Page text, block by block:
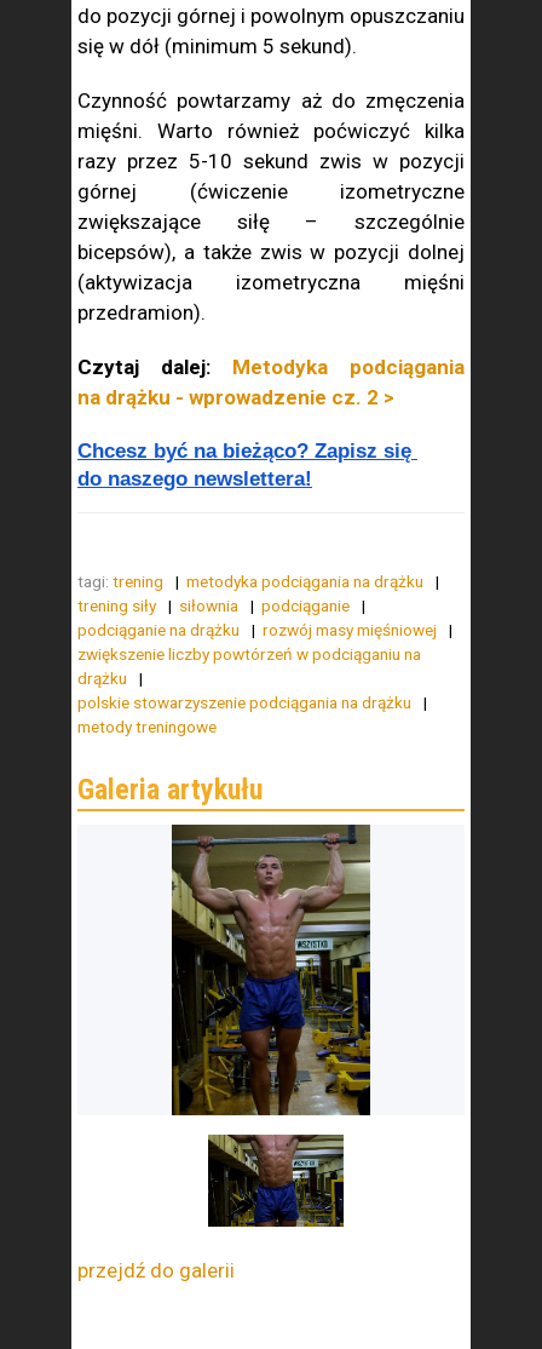
do pozycji górnej i powolnym opuszczaniu
się w dół (minimum 5 sekund).
Czynność powtarzamy aż do zmęczenia
mięśni. Warto również poćwiczyć kilka
razy przez 5-10 sekund zwis w pozycji
górnej (ćwiczenie izometryczne
zwiększające siłę – szczególnie
bicepsów), a także zwis w pozycji dolnej
(aktywizacja izometryczna mięśni
przedramion).
Czytaj dalej: Metodyka podciągania
na drążku - wprowadzenie cz. 2 >
Chcesz być na bieżąco? Zapisz się
do naszego newslettera!
tagi: trening
metodyka podciągania na drążku
trening siły
siłownia
podciąganie
podciąganie na drążku
rozwój masy mięśniowej
zwiększenie liczby powtórzeń w podciąganiu na
drążku
polskie stowarzyszenie podciągania na drążku
metody treningowe
przejdź do galerii